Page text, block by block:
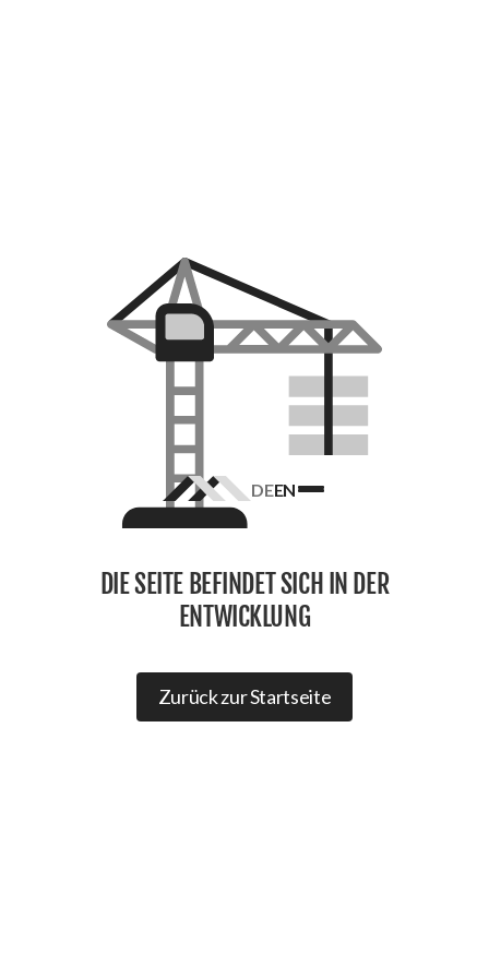
DIE SEITE BEFINDET SICH IN DER
ENTWICKLUNG
Zurück zur Startseite
Homepage
DEEN